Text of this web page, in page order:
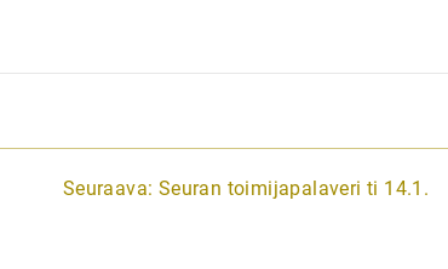
Seuraava: Seuran toimijapalaveri ti 14.1.